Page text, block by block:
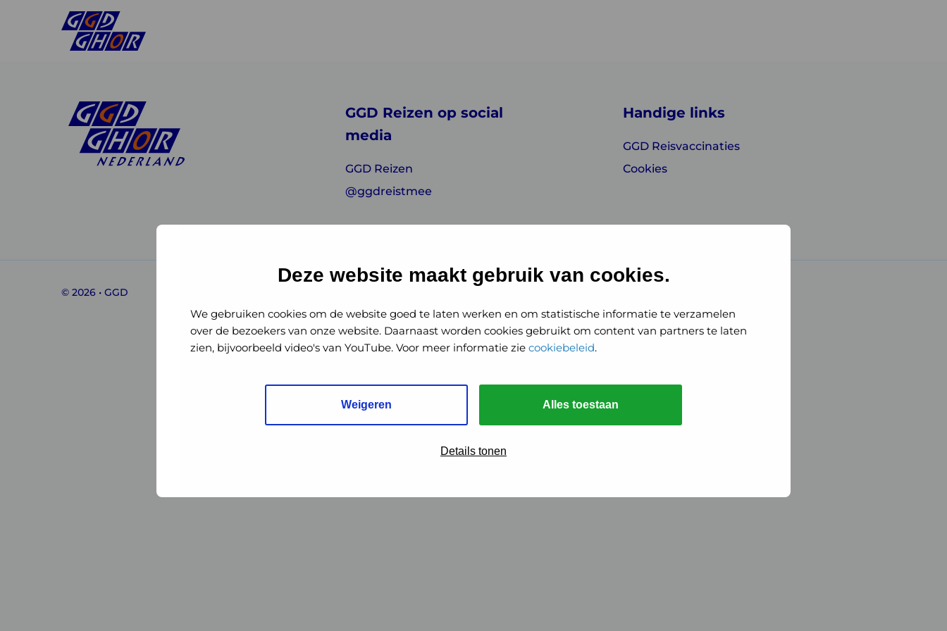
Deze website maakt gebruik van cookies.
We gebruiken cookies om de website goed te laten werken en om statistische informatie te verzamelen
over de bezoekers van onze website. Daarnaast worden cookies gebruikt om content van partners te laten
zien, bijvoorbeeld video's van YouTube. Voor meer informatie zie cookiebeleid.
Weigeren Alles toestaan
Details tonen
GHORGHOR
Nederland
GGD Reizen op social
media
GGD Reizen
@ggdreistmee
Handige links
GGD Reisvaccinaties
Cookies
© 2026 • GGD